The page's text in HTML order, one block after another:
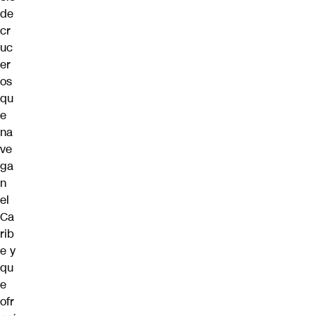
de
cr
uc
er
os
qu
e
na
ve
ga
n
el
Ca
rib
e y
qu
e
ofr